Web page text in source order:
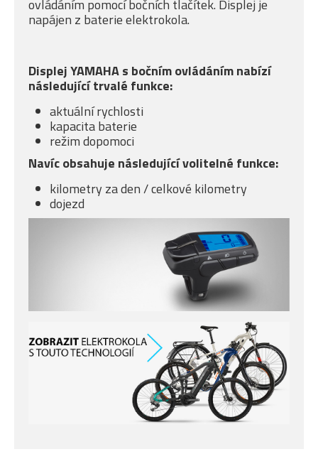
ovládáním pomocí bočních tlačítek. Displej je
napájen z baterie elektrokola.
Displej YAMAHA s bočním ovládáním nabízí
následující trvalé funkce:
aktuální rychlosti
kapacita baterie
režim dopomoci
Navíc obsahuje následující volitelné funkce:
kilometry za den / celkové kilometry
dojezd